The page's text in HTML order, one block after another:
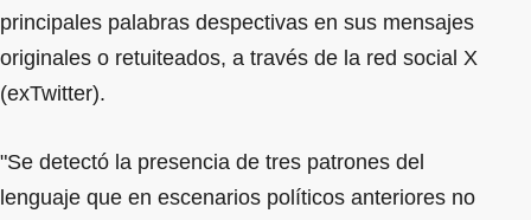
principales palabras despectivas en sus mensajes
originales o retuiteados, a través de la red social X
(exTwitter).
"Se detectó la presencia de tres patrones del
lenguaje que en escenarios políticos anteriores no